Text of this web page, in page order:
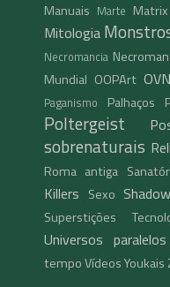
Manuais Marte Matrix
Mitologia
Necromancia
Mundial OOPArt
Paganismo Palhaços
Poltergeist
sobrenaturais
Roma antiga
Killers Sexo
Superstições
Universos paralelos
tempoVídeosYoukais